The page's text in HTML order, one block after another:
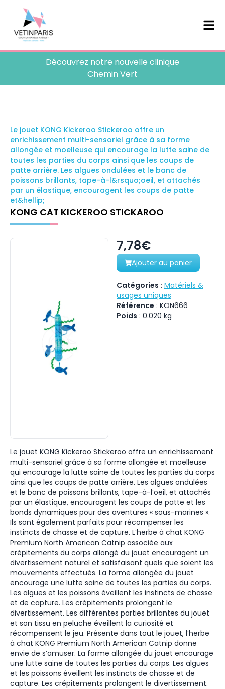
Découvrez notre nouvelle clinique
Chemin Vert
Le jouet KONG Kickeroo Stickeroo offre un
enrichissement multi-sensoriel grâce à sa forme
allongée et moelleuse qui encourage la lutte saine de
toutes les parties du corps ainsi que les coups de
patte arrière. Les algues ondulées et le banc de
poissons brillants, tape-à-l&rsquo;oeil, et attachés
par un élastique, encouragent les coups de patte
et&hellip;
KONG CAT KICKEROO STICKAROO
7,78€
Ajouter au panier
Catégories : Matériels &
usages uniques
Référence : KON666
Poids : 0.020 kg
Le jouet KONG Kickeroo Stickeroo offre un enrichissement
multi-sensoriel grâce à sa forme allongée et moelleuse
qui encourage la lutte saine de toutes les parties du corps
ainsi que les coups de patte arrière. Les algues ondulées
et le banc de poissons brillants, tape-à-l’oeil, et attachés
par un élastique, encouragent les coups de patte et les
bonds dynamiques pour des aventures « sous-marines ».
Ils sont également parfaits pour récompenser les
instincts de chasse et de capture. L’herbe à chat KONG
Premium North American Catnip associée aux
crépitements du corps allongé du jouet encouragent un
divertissement naturel et satisfaisant quels que soient les
mouvements effectués. La forme allongée du jouet
encourage une lutte saine de toutes les parties du corps.
Les algues et les poissons éveillent les instincts de chasse
et de capture. Les crépitements prolongent le
divertissement. Les différentes parties brillantes du jouet
et son tissu en peluche éveillent la curiosité et
récompensent le jeu. Présente dans tout le jouet, l’herbe
à chat KONG Premium North American Catnip donne
envie de s’amuser. La forme allongée du jouet encourage
une lutte saine de toutes les parties du corps. Les algues
et les poissons éveillent les instincts de chasse et de
capture. Les crépitements prolongent le divertissement.